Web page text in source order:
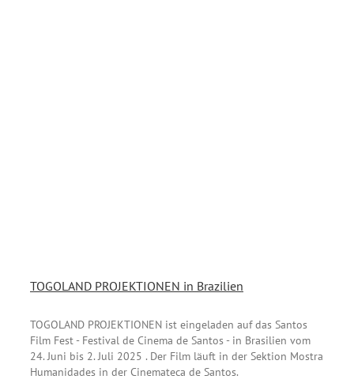
TOGOLAND PROJEKTIONEN in Brazilien
TOGOLAND PROJEKTIONEN ist eingeladen auf das Santos
Film Fest - Festival de Cinema de Santos - in Brasilien vom
24. Juni bis 2. Juli 2025 . Der Film läuft in der Sektion Mostra
Humanidades in der Cinemateca de Santos.